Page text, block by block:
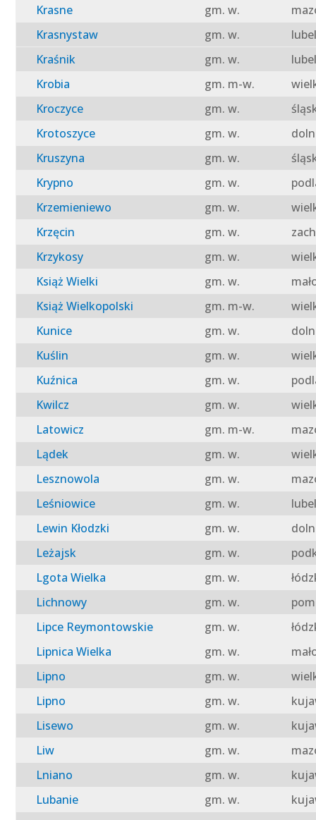
Krasne
gm. w.
Krasnystaw
gm. w.
Kraśnik
gm. w.
Krobia
gm. m-w.
Kroczyce
gm. w.
Krotoszyce
gm. w.
Kruszyna
gm. w.
Krypno
gm. w.
Krzemieniewo
gm. w.
Krzęcin
gm. w.
Krzykosy
gm. w.
Książ Wielki
gm. w.
Książ Wielkopolski
gm. m-w.
Kunice
gm. w.
Kuślin
gm. w.
Kuźnica
gm. w.
Kwilcz
gm. w.
Latowicz
gm. m-w.
Lądek
gm. w.
Lesznowola
gm. w.
Leśniowice
gm. w.
Lewin Kłodzki
gm. w.
Leżajsk
gm. w.
Lgota Wielka
gm. w.
Lichnowy
gm. w.
Lipce Reymontowskie
gm. w.
Lipnica Wielka
gm. w.
Lipno
gm. w.
Lipno
gm. w.
Lisewo
gm. w.
Liw
gm. w.
Lniano
gm. w.
Lubanie
gm. w.